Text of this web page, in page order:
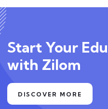
Start Your
with Zilom
DISCOVER MORE